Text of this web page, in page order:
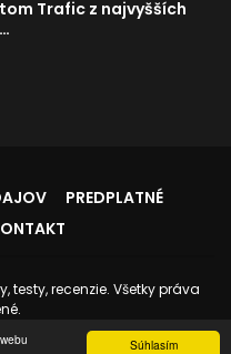
Súhlasím
Trafic z najvyšších
PREDPLATNÉ
recenzie. Všetky práva
Instedo.com